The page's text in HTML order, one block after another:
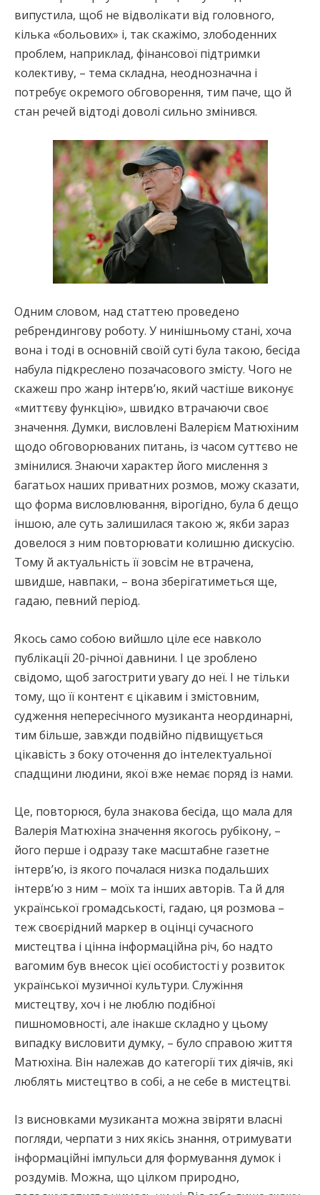
випустила, щоб не відволікати від головного,
кілька «больових» і, так скажімо, злободенних
проблем, наприклад, фінансової підтримки
колективу, – тема складна, неоднозначна і
потребує окремого обговорення, тим паче, що й
стан речей відтоді доволі сильно змінився.
Одним словом, над статтею проведено
ребрендингову роботу. У нинішньому стані, хоча
вона і тоді в основній своїй суті була такою, бесіда
набула підкреслено позачасового змісту. Чого не
скажеш про жанр інтерв’ю, який частіше виконує
«миттєву функцію», швидко втрачаючи своє
значення. Думки, висловлені Валерієм Матюхіним
щодо обговорюваних питань, із часом суттєво не
змінилися. Знаючи характер його мислення з
багатьох наших приватних розмов, можу сказати,
що форма висловлювання, вірогідно, була б дещо
іншою, але суть залишилася такою ж, якби зараз
довелося з ним повторювати колишню дискусію.
Тому й актуальність її зовсім не втрачена,
швидше, навпаки, – вона зберігатиметься ще,
гадаю, певний період.
Якось само собою вийшло ціле есе навколо
публікації 20-річної давнини. І це зроблено
свідомо, щоб загострити увагу до неї. І не тільки
тому, що її контент є цікавим і змістовним,
судження непересічного музиканта неординарні,
тим більше, завжди подвійно підвищується
цікавість з боку оточення до інтелектуальної
спадщини людини, якої вже немає поряд із нами.
Це, повторюся, була знакова бесіда, що мала для
Валерія Матюхіна значення якогось рубікону, –
його перше і одразу таке масштабне газетне
інтерв’ю, із якого почалася низка подальших
інтерв’ю з ним – моїх та інших авторів. Та й для
української громадськості, гадаю, ця розмова –
теж своєрідний маркер в оцінці сучасного
мистецтва і цінна інформаційна річ, бо надто
вагомим був внесок цієї особистості у розвиток
української музичної культури. Служіння
мистецтву, хоч і не люблю подібної
пишномовності, але інакше складно у цьому
випадку висловити думку, – було справою життя
Матюхіна. Він належав до категорії тих діячів, які
люблять мистецтво в собі, а не себе в мистецтві.
Із висновками музиканта можна звіряти власні
погляди, черпати з них якісь знання, отримувати
інформаційні імпульси для формування думок і
роздумів. Можна, що цілком природно,